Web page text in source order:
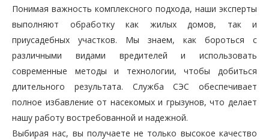
Понимая важность комплексного подхода, наши эксперты
выполняют обработку как жилых домов, так и
приусадебных участков. Мы знаем, как бороться с
различными видами вредителей и использовать
современные методы и технологии, чтобы добиться
длительного результата. Служба СЭС обеспечивает
полное избавление от насекомых и грызунов, что делает
нашу работу востребованной и надежной.
Выбирая нас, вы получаете не только высокое качество